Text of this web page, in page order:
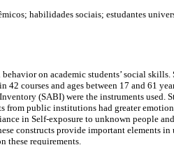
habilidades sociais; estudantes
on academic students’ social
courses and ages between 17 and 61
(SABI) were the instruments used.
from public institutions had greater
in Self-exposure to unknown people
constructs provide important elements
these requirements.